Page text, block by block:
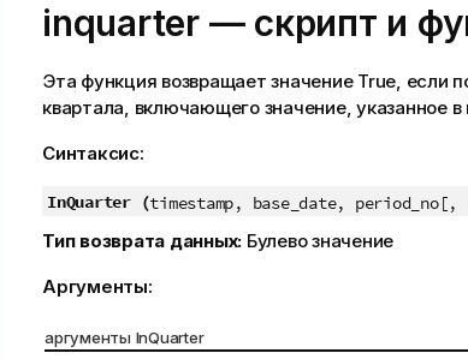
inquarter — скрипт и
Эта функция возвращает значение True, если
квартала, включающего значение, указанное в
Синтаксис:
InQuarter (timestamp, base_date,
Тип возврата данных: Булево значение
Аргументы:
аргументы InQuarter